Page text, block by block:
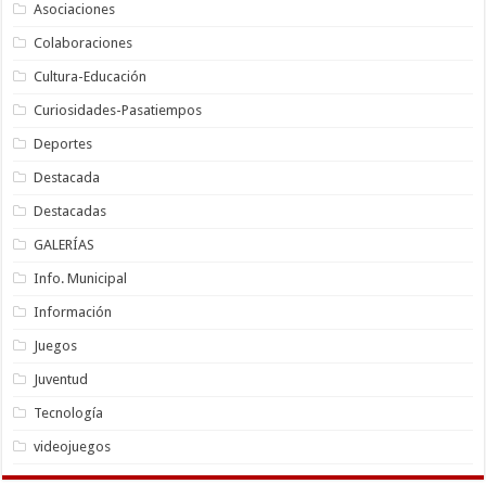
Asociaciones
Colaboraciones
Cultura-Educación
Curiosidades-Pasatiempos
Deportes
Destacada
Destacadas
GALERÍAS
Info. Municipal
Información
Juegos
Juventud
Tecnología
videojuegos